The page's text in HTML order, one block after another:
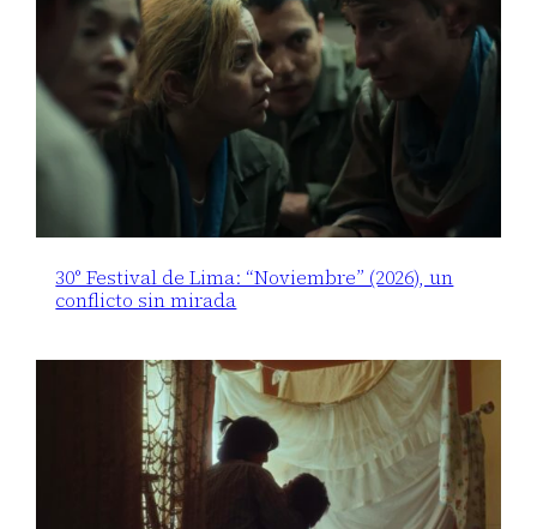
30° Festival de Lima: “Noviembre” (2026), un
conflicto sin mirada